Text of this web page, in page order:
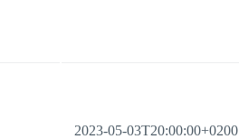
2023-05-03T20:00:00+0200